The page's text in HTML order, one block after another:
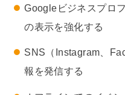
Googleビジネスプロ
の表示を強化する
SNS（Instagram、
報を発信する